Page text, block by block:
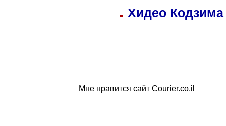
Хидео
Мне нравится сайт Courier.co.il